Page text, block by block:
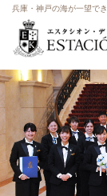
兵庫・神戸の海が一望で